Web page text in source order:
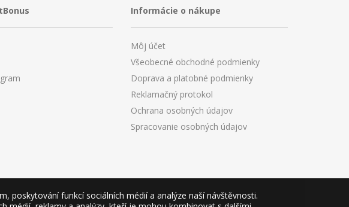
poskytování funkcí sociálních médií a analýze naší návštěvnosti.
Informácie o nákupe
Môj účet
Všeobecné obchodné podmienky
Doprava a platobné podmienky
Reklamačný protokol
Ochrana osobných údajov
Spracovanie osobných údajov